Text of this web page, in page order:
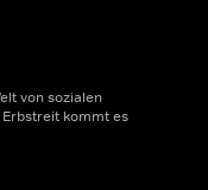
von sozialen
kommt es